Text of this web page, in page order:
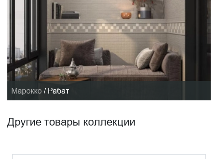
Марокко / Рабат
Другие товары коллекции